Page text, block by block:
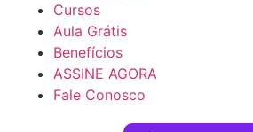
Cursos
Aula Grátis
Benefícios
ASSINE AGORA
Fale Conosco